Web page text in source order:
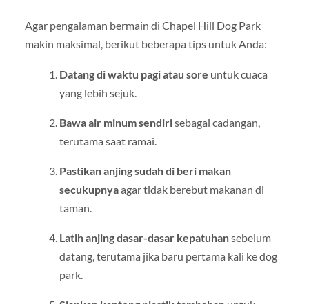
Agar pengalaman bermain di Chapel Hill Dog Park
makin maksimal, berikut beberapa tips untuk Anda:
Datang di waktu pagi atau sore untuk cuaca
yang lebih sejuk.
Bawa air minum sendirisebagai cadangan,
terutama saat ramai.
Pastikan anjing sudah di beri makan
secukupnyaagar tidak berebut makanan di
taman.
Latih anjing dasar-dasar kepatuhansebelum
datang, terutama jika baru pertama kali ke dog
park.